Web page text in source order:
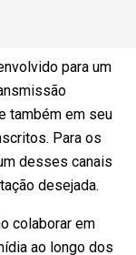
para um
também em seu
Para os
desses canais
desejada.
colaborar em
ao longo dos